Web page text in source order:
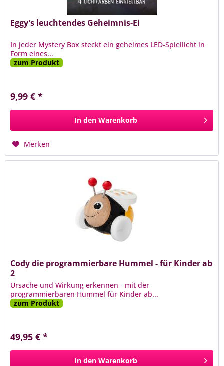
Eggy's leuchtendes Geheimnis-Ei
In jeder Mystery Box steckt ein geheimes LED-Spiellicht in
Form eines...
zum Produkt
9,99 € *
In den Warenkorb
Merken
Cody die programmierbare Hummel - für Kinder ab
2
Ursache und Wirkung erkennen - mit der
programmierbaren Hummel für Kinder ab...
zum Produkt
49,95 € *
In den Warenkorb